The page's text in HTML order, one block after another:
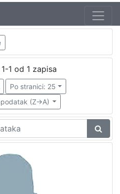
1 od 1 zapisa
Po stranici: 25
(Z->A)